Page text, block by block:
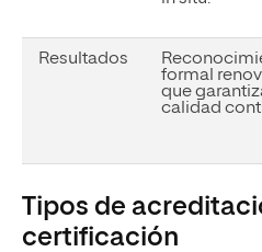
Resultados
formal
que
calidad
Tipos de
certificación